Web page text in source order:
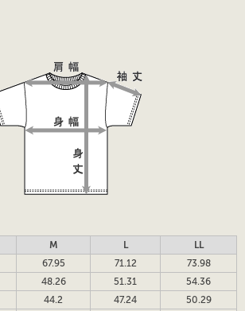
M L
LL
67.95 71.12
73.98
48.26 51.31
54.36
44.2 47.24
50.29